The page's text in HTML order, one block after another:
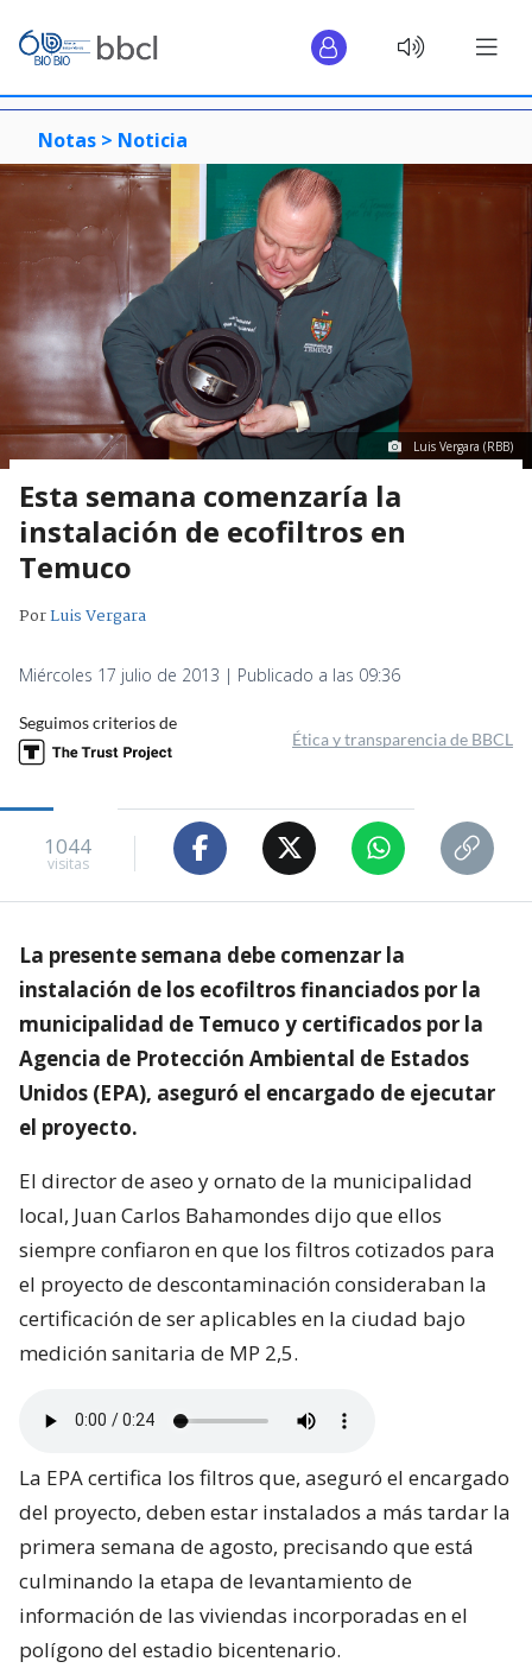
Notas > Noticia
Luis Vergara (RBB)
Esta semana comenzaría la
instalación de ecofiltros en
Temuco
PorLuis Vergara
Miércoles 17 julio de 2013 | Publicado a las 09:36
Seguimos criterios de
Ética y transparencia de BBCL
1044
visitas
La presente semana debe comenzar la
instalación de los ecofiltros financiados por la
municipalidad de Temuco y certificados por la
Agencia de Protección Ambiental de Estados
Unidos (EPA), aseguró el encargado de ejecutar
el proyecto.
El director de aseo y ornato de la municipalidad
local, Juan Carlos Bahamondes dijo que ellos
siempre confiaron en que los filtros cotizados para
el proyecto de descontaminación consideraban la
certificación de ser aplicables en la ciudad bajo
medición sanitaria de MP 2,5.
La EPA certifica los filtros que, aseguró el encargado
del proyecto, deben estar instalados a más tardar la
primera semana de agosto, precisando que está
culminando la etapa de levantamiento de
información de las viviendas incorporadas en el
polígono del estadio bicentenario.